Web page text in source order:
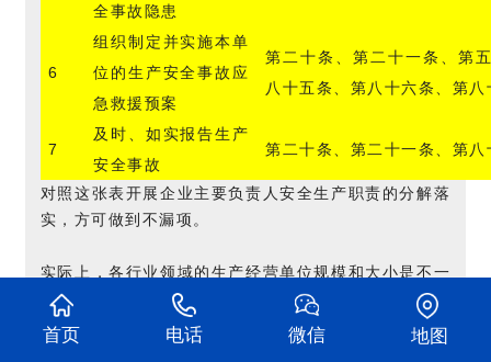
全事故隐患
6
组织制定并实施本单
位的生产安全事故应
急救援预案
第二十条、第二十一条、第
八十五条、第八十六条、第八
7
及时、如实报告生产
安全事故
第二十条、第二十一条、第八
对照这张表开展企业主要负责人安全生产职责的分解落
实，方可做到不漏项。
实际上，各行业领域的生产经营单位规模和大小是不一
样的，所以根据生产经营单位的不同其主要负责人安全
生产职责内容和分解是不一样的，但都在七项职责内，
首页 电话 微信 地图